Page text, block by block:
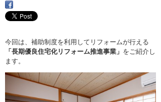
・水廻りメンテナンス
今回は、補助制度を利用してリフォームが行える
「長期優良住宅化リフォーム推進事業」 をご紹介し
ます。